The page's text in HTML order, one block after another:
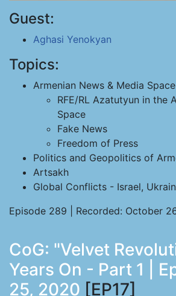
Guest:
Aghasi Yenokyan
Topics:
Armenian News & Media Space
RFE/RL Azatutyun in the
Space
Fake News
Freedom of Press
Politics and Geopolitics of
Artsakh
Global Conflicts - Israel,
Episode 289 | Recorded: October
CoG: "Velvet
Years On - Part 1 |
25, 2020 [EP17]